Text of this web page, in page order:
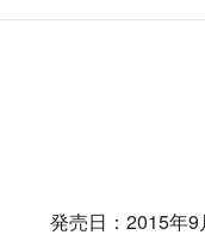
発売日：2015年9